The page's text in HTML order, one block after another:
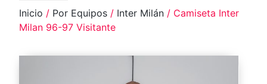
Inicio / Por Equipos / Inter Milán / Camiseta Inter
Milan 96-97 Visitante